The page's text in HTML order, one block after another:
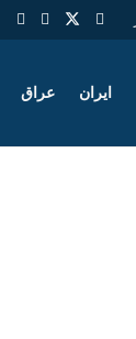
ایران عراق